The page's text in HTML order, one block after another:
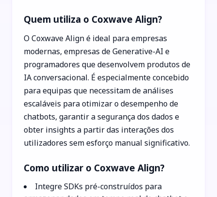
Quem utiliza o Coxwave Align?
O Coxwave Align é ideal para empresas
modernas, empresas de Generative-AI e
programadores que desenvolvem produtos de
IA conversacional. É especialmente concebido
para equipas que necessitam de análises
escaláveis para otimizar o desempenho de
chatbots, garantir a segurança dos dados e
obter insights a partir das interações dos
utilizadores sem esforço manual significativo.
Como utilizar o Coxwave Align?
Integre SDKs pré-construídos para